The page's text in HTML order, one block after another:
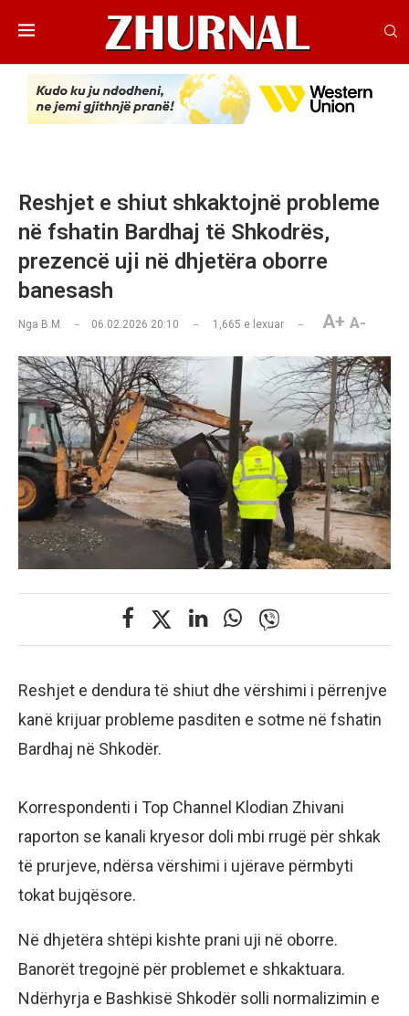
Reshjet e shiut shkaktojnë probleme
në fshatin Bardhaj të Shkodrës,
prezencë uji në dhjetëra oborre
banesash
Nga B.M 06.02.2026 20:10 1,665 e lexuar A+ A-
Reshjet e dendura të shiut dhe vërshimi i përrenjve
kanë krijuar probleme pasditen e sotme në fshatin
Bardhaj në Shkodër.
Korrespondenti i Top Channel Klodian Zhivani
raporton se kanali kryesor doli mbi rrugë për shkak
të prurjeve, ndërsa vërshimi i ujërave përmbyti
tokat bujqësore.
Në dhjetëra shtëpi kishte prani uji në oborre.
Banorët tregojnë për problemet e shkaktuara.
Ndërhyrja e Bashkisë Shkodër solli normalizimin e